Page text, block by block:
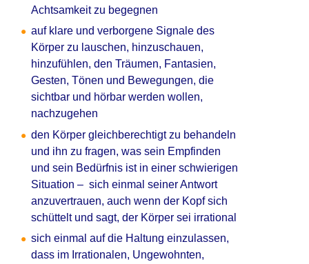
Achtsamkeit zu begegnen
auf klare und verborgene Signale des
Körper zu lauschen, hinzuschauen,
hinzufühlen, den Träumen, Fantasien,
Gesten, Tönen und Bewegungen, die
sichtbar und hörbar werden wollen,
nachzugehen
den Körper gleichberechtigt zu behandeln
und ihn zu fragen, was sein Empfinden
und sein Bedürfnis ist in einer schwierigen
Situation – sich einmal seiner Antwort
anzuvertrauen, auch wenn der Kopf sich
schüttelt und sagt, der Körper sei irrational
sich einmal auf die Haltung einzulassen,
dass im Irrationalen, Ungewohnten,